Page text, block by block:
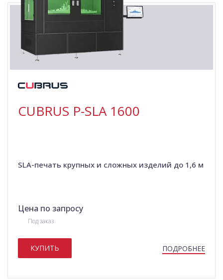
CUBRUS P-SLA 1600
SLA-печать крупных и сложных изделий до 1,6 м
Цена по запросу
Под заказ
КУПИТЬ ПОДРОБНЕЕ